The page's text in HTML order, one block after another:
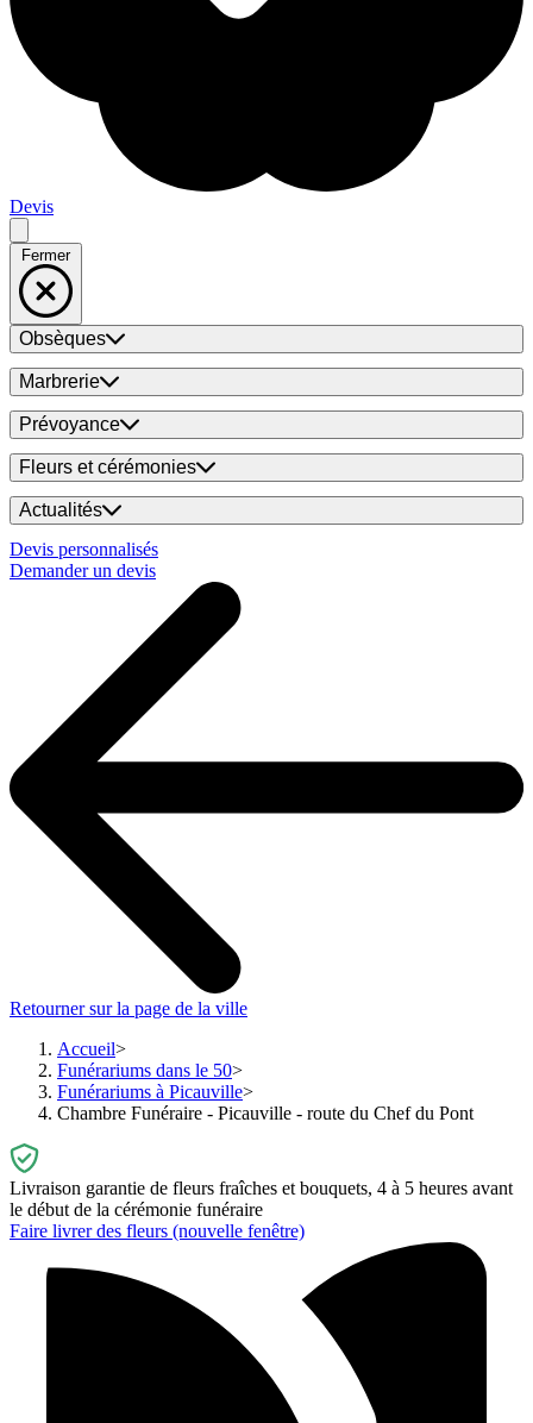
Devis
Fermer
Obsèques
Marbrerie
Prévoyance
Fleurs et cérémonies
Actualités
Devis personnalisés
Demander un devis
Retourner sur la page de la ville
Accueil
Funérariums dans le 50
Funérariums à Picauville
Chambre Funéraire - Picauville - route du Chef du Pont
Livraison garantie de fleurs fraîches et bouquets, 4 à 5 heures avant
le début de la cérémonie funéraire
Faire livrer des fleurs (nouvelle fenêtre)